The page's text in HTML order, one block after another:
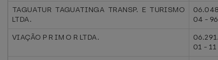
TAGUATUR TAGUATINGA TRANSP. E TURISMO
LTDA.
04 - 96
VIAÇÃO P R IM O R LTDA.
01 - 11